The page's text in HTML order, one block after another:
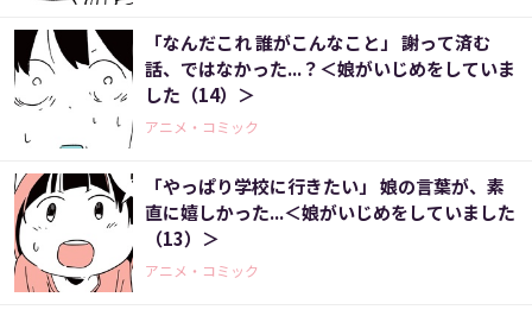
「なんだこれ 誰がこんなこと」 謝って済む
話、ではなかった...？＜娘がいじめをしていま
した（14）＞
アニメ・コミック
「やっぱり学校に行きたい」 娘の言葉が、素
直に嬉しかった...＜娘がいじめをしていました
（13）＞
アニメ・コミック